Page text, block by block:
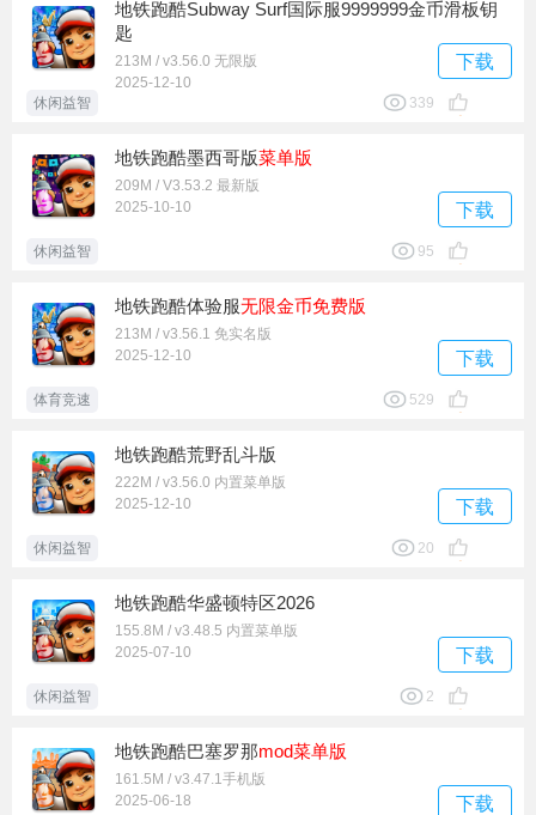
地铁跑酷Subway Surf国际服9999999金币滑板钥
匙
213M / v3.56.0 无限版
2025-12-10
下载
休闲益智 339
地铁跑酷墨西哥版菜单版
209M / V3.53.2 最新版
2025-10-10
下载
休闲益智 95
地铁跑酷体验服无限金币免费版
213M / v3.56.1 免实名版
2025-12-10
下载
体育竞速 529
地铁跑酷荒野乱斗版
222M / v3.56.0 内置菜单版
2025-12-10
下载
休闲益智 20
地铁跑酷华盛顿特区2026
155.8M / v3.48.5 内置菜单版
2025-07-10
下载
休闲益智 2
地铁跑酷巴塞罗那mod菜单版
161.5M / v3.47.1手机版
2025-06-18
下载